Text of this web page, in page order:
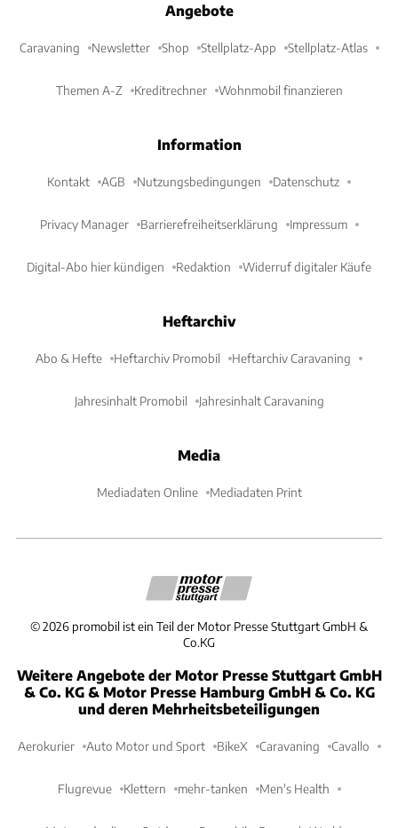
Angebote
Caravaning Newsletter Shop Stellplatz-App Stellplatz-Atlas
Themen A-Z Kreditrechner Wohnmobil finanzieren
Information
Kontakt AGB Nutzungsbedingungen Datenschutz
Privacy Manager Barrierefreiheitserklärung Impressum
Digital-Abo hier kündigen Redaktion Widerruf digitaler Käufe
Heftarchiv
Abo & Hefte Heftarchiv Promobil Heftarchiv Caravaning
Jahresinhalt Promobil Jahresinhalt Caravaning
Media
Mediadaten Online Mediadaten Print
©2026 promobil ist ein Teil der Motor Presse Stuttgart GmbH &
Co.KG
Weitere Angebote der Motor Presse Stuttgart GmbH
& Co. KG & Motor Presse Hamburg GmbH & Co. KG
und deren Mehrheitsbeteiligungen
Aerokurier Auto Motor und Sport BikeX Caravaning Cavallo
Flugrevue Klettern mehr-tanken Men's Health